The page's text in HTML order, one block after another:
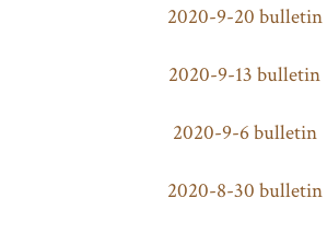
2020-9-20 bulletin
2020-9-13 bulletin
2020-9-6 bulletin
2020-8-30 bulletin